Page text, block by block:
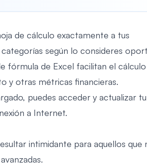
de cálculo exactamente a tus
según lo consideres
fórmula de Excel facilitan el
y otras métricas financieras.
puedes acceder y actualizar tu
a Internet.
intimidante para aquellos que